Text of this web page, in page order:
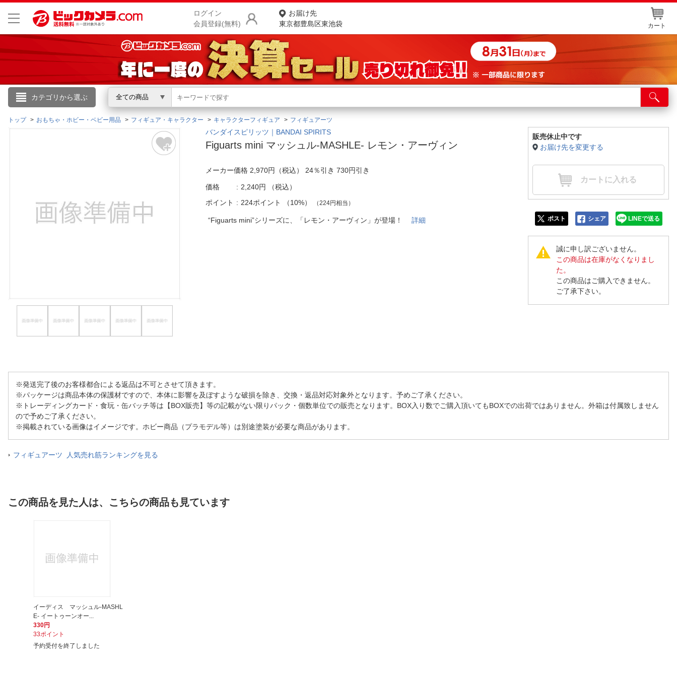
ログイン
会員登録(無料)
お届け先
東京都豊島区東池袋
カート
カテゴリから選ぶ 全ての商品
こんにちは
ログイン
閲覧履歴
商品をさがす
ランキングからさがす
カテゴリ一覧からさがす
お客様サポート
店舗サービス
ネット取り置き
店舗情報・店舗一覧
トップ おもちゃ・ホビー・ベビー用品 フィギュア・キャラクター キャラクターフィギュア フィギュアーツ
バンダイスピリッツ｜BANDAI SPIRITS
Figuarts mini マッシュル-MASHLE- レモン・アーヴィン
メーカー価格 2,970円（税込） 24％引き 730円引き
価格 2,240円
（税込）
ポイント
224ポイント （10%） （224円相当）
“Figuarts mini”シリーズに、「レモン・アーヴィン」が登場！詳細
販売休止中です
お届け先を変更する
カートに入れる
ポスト シェア LINEで送る
誠に申し訳ございません。
この商品は在庫がなくなりまし
た。
この商品はご購入できません。
ご了承下さい。
※発送完了後のお客様都合による返品は不可とさせて頂きます。
※パッケージは商品本体の保護材ですので、本体に影響を及ぼすような破損を除き、交換・返品対応対象外となります。予めご了承ください。
※トレーディングカード・食玩・缶バッチ等は【BOX販売】等の記載がない限りパック・個数単位での販売となります。BOX入り数でご購入頂いてもBOXでの出荷ではありません。外箱は付属致しません
ので予めご了承ください。
※掲載されている画像はイメージです。ホビー商品（プラモデル等）は別途塗装が必要な商品があります。
フィギュアーツ 人気売れ筋ランキングを見る
この商品を見た人は、こちらの商品も見ています
イーディス マッシュル-MASHL
E- イートゥーンオー...
330円
33ポイント
予約受付を終了しました